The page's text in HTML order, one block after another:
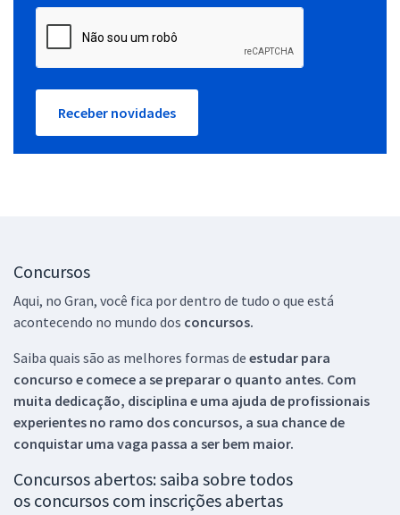
Receber novidades
Concursos
Aqui, no Gran, você fica por dentro de tudo o que está
acontecendo no mundo dos concursos.
Saiba quais são as melhores formas de estudar para
concurso e comece a se preparar o quanto antes. Com
muita dedicação, disciplina e uma ajuda de profissionais
experientes no ramo dos concursos, a sua chance de
conquistar uma vaga passa a ser bem maior.
Concursos abertos: saiba sobre todos
os concursos com inscrições abertas